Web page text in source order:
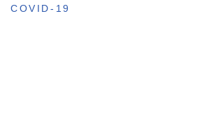
COVID-19